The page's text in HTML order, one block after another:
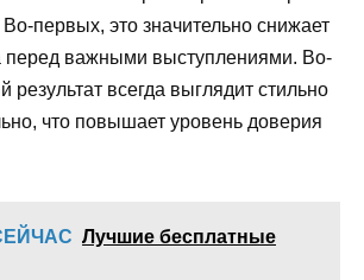
первых, это значительно снижает
перед важными выступлениями. Во-
результат всегда выглядит стильно
что повышает уровень доверия
Лучшие бесплатные